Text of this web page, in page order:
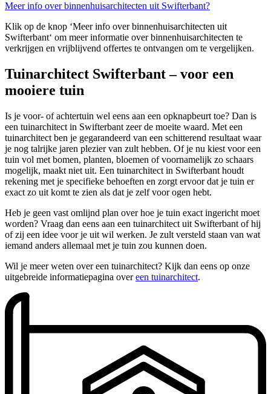
Meer info over binnenhuisarchitecten uit Swifterbant?
Klik op de knop ‘Meer info over binnenhuisarchitecten uit
Swifterbant‘ om meer informatie over binnenhuisarchitecten te
verkrijgen en vrijblijvend offertes te ontvangen om te vergelijken.
Tuinarchitect Swifterbant – voor een
mooiere tuin
Is je voor- of achtertuin wel eens aan een opknapbeurt toe? Dan is
een tuinarchitect in Swifterbant zeer de moeite waard. Met een
tuinarchitect ben je gegarandeerd van een schitterend resultaat waar
je nog talrijke jaren plezier van zult hebben. Of je nu kiest voor een
tuin vol met bomen, planten, bloemen of voornamelijk zo schaars
mogelijk, maakt niet uit. Een tuinarchitect in Swifterbant houdt
rekening met je specifieke behoeften en zorgt ervoor dat je tuin er
exact zo uit komt te zien als dat je zelf voor ogen hebt.
Heb je geen vast omlijnd plan over hoe je tuin exact ingericht moet
worden? Vraag dan eens aan een tuinarchitect uit Swifterbant of hij
of zij een idee voor je uit wil werken. Je zult versteld staan van wat
iemand anders allemaal met je tuin zou kunnen doen.
Wil je meer weten over een tuinarchitect? Kijk dan eens op onze
uitgebreide informatiepagina overeen tuinarchitect.